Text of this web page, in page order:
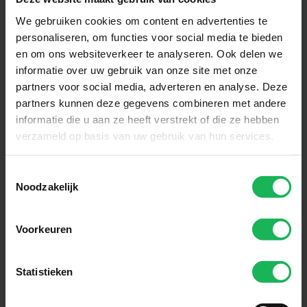
We gebruiken cookies om content en advertenties te
personaliseren, om functies voor social media te bieden
en om ons websiteverkeer te analyseren. Ook delen we
informatie over uw gebruik van onze site met onze
partners voor social media, adverteren en analyse. Deze
partners kunnen deze gegevens combineren met andere
informatie die u aan ze heeft verstrekt of die ze hebben
verzameld op basis van uw gebruik van hun services.
Noodzakelijk
Voorkeuren
Statistieken
Ontvang de laatste aanbiedingen en
productintroducties
Aanmelden
Makkelijk en veilig betalen
Wij versleutelen alle gegevens via SSL